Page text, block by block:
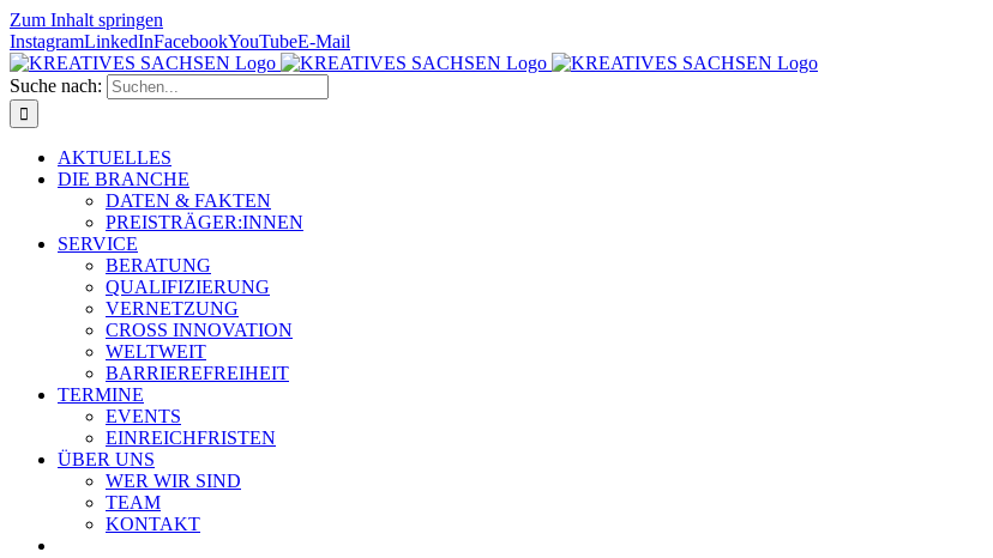
Zum Inhalt springen
InstagramLinkedInFacebookYouTubeE-Mail
Suche nach:
AKTUELLES
DIE BRANCHE
DATEN & FAKTEN
PREISTRÄGER:INNEN
SERVICE
BERATUNG
QUALIFIZIERUNG
VERNETZUNG
CROSS INNOVATION
WELTWEIT
BARRIEREFREIHEIT
TERMINE
EVENTS
EINREICHFRISTEN
ÜBER UNS
WER WIR SIND
TEAM
KONTAKT